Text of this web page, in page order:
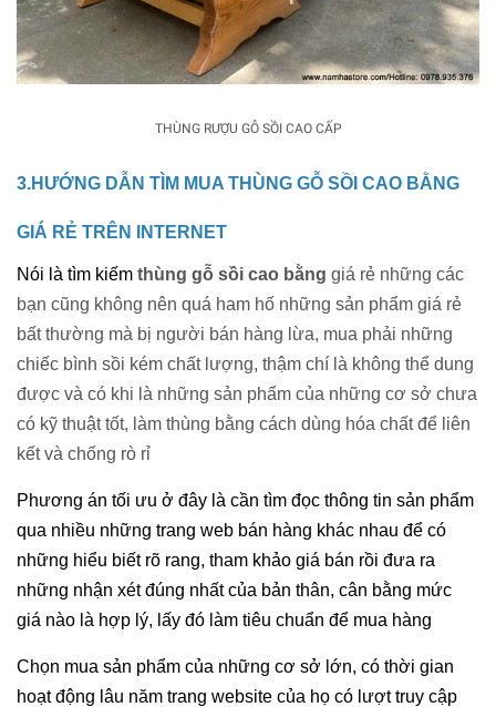
THÙNG RƯỢU GỖ SỒI CAO CẤP
3.HƯỚNG DẪN TÌM MUA THÙNG GỖ SỒI CAO BẰNG
GIÁ RẺ TRÊN INTERNET
Nói là tìm kiếm thùng gỗ sồi cao bằng giá rẻ những các
bạn cũng không nên quá ham hố những sản phẩm giá rẻ
bất thường mà bị người bán hàng lừa, mua phải những
chiếc bình sồi kém chất lượng, thậm chí là không thể dung
được và có khi là những sản phẩm của những cơ sở chưa
có kỹ thuật tốt, làm thùng bằng cách dùng hóa chất để liên
kết và chống rò rỉ
Phương án tối ưu ở đây là cần tìm đọc thông tin sản phẩm
qua nhiều những trang web bán hàng khác nhau để có
những hiểu biết rõ rang, tham khảo giá bán rồi đưa ra
những nhận xét đúng nhất của bản thân, cân bằng mức
giá nào là hợp lý, lấy đó làm tiêu chuẩn để mua hàng
Chọn mua sản phẩm của những cơ sở lớn, có thời gian
hoạt động lâu năm trang website của họ có lượt truy cập